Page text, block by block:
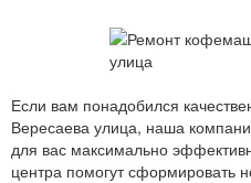
Если вам понадобился
Вересаева улица, наша
для вас максимально
центра помогут сформировать